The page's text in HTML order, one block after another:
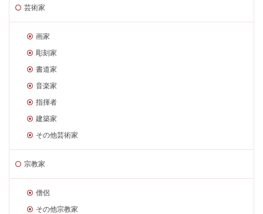
芸術家
画家
彫刻家
書道家
音楽家
指揮者
建築家
その他芸術家
宗教家
僧侶
その他宗教家